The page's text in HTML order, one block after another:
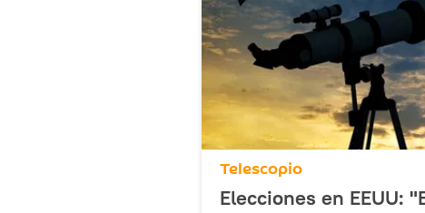
Telescopio
Elecciones en EEUU: